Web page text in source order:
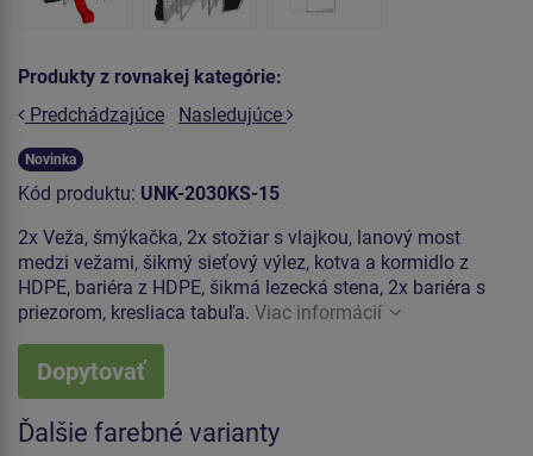
Produkty z rovnakej kategórie:
Predchádzajúce
Nasledujúce
Novinka
Kód produktu: UNK-2030KS-15
2x Veža, šmýkačka, 2x stožiar s vlajkou, lanový most
medzi vežami, šikmý sieťový výlez, kotva a kormidlo z
HDPE, bariéra z HDPE, šikmá lezecká stena, 2x bariéra s
priezorom, kresliaca tabuľa. Viac informácií
Dopytovať
Ďalšie farebné varianty